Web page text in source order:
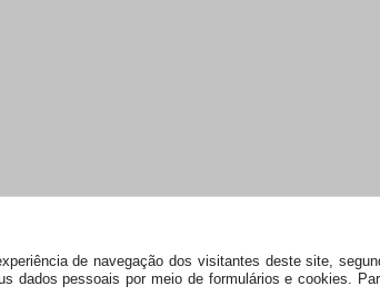
de navegação dos visitantes deste site,
dados pessoais por meio de formulários e cookies.